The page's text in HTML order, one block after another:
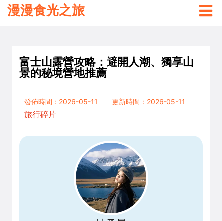
漫漫食光之旅
富士山露營攻略：避開人潮、獨享山
景的秘境營地推薦
發佈時間：2026-05-11
更新時間：2026-05-11
旅行碎片